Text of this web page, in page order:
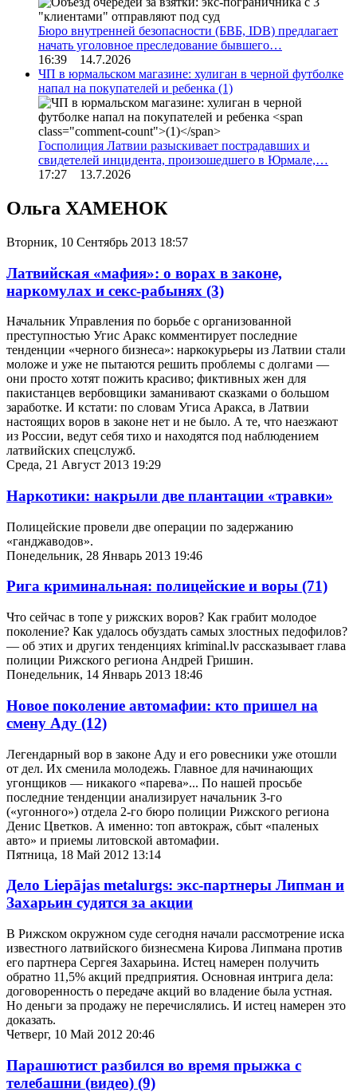
Бюро внутренней безопасности (БВБ, IDB) предлагает
начать уголовное преследование бывшего…
16:39 14.7.2026
ЧП в юрмальском магазине: хулиган в черной футболке
напал на покупателей и ребенка (1)
Госполиция Латвии разыскивает пострадавших и
свидетелей инцидента, произошедшего в Юрмале,…
17:27 13.7.2026
Ольга ХАМЕНОК
Вторник, 10 Сентябрь 2013 18:57
Латвийская «мафия»: о ворах в законе,
наркомулах и секс-рабынях (3)
Начальник Управления по борьбе с организованной
преступностью Угис Аракс комментирует последние
тенденции «черного бизнеса»: наркокурьеры из Латвии стали
моложе и уже не пытаются решить проблемы с долгами —
они просто хотят пожить красиво; фиктивных жен для
пакистанцев вербовщики заманивают сказками о большом
заработке. И кстати: по словам Угиса Аракса, в Латвии
настоящих воров в законе нет и не было. А те, что наезжают
из России, ведут себя тихо и находятся под наблюдением
латвийских спецслужб.
Среда, 21 Август 2013 19:29
Наркотики: накрыли две плантации «травки»
Полицейские провели две операции по задержанию
«ганджаводов».
Понедельник, 28 Январь 2013 19:46
Рига криминальная: полицейские и воры (71)
Что сейчас в топе у рижских воров? Как грабит молодое
поколение? Как удалось обуздать самых злостных педофилов?
— об этих и других тенденциях kriminal.lv рассказывает глава
полиции Рижского региона Андрей Гришин.
Понедельник, 14 Январь 2013 18:46
Новое поколение автомафии: кто пришел на
смену Аду (12)
Легендарный вор в законе Аду и его ровесники уже отошли
от дел. Их сменила молодежь. Главное для начинающих
угонщиков — никакого «парева»... По нашей просьбе
последние тенденции анализирует начальник 3-го
(«угонного») отдела 2-го бюро полиции Рижского региона
Денис Цветков. А именно: топ автокраж, сбыт «паленых
авто» и приемы литовской автомафии.
Пятница, 18 Май 2012 13:14
Дело Liepājas metalurgs: экс-партнеры Липман и
Захарьин судятся за акции
В Рижском окружном суде сегодня начали рассмотрение иска
известного латвийского бизнесмена Кирова Липмана против
его партнера Сергея Захарьина. Истец намерен получить
обратно 11,5% акций предприятия. Основная интрига дела:
договоренность о передаче акций во владение была устная.
Но деньги за продажу не перечислялись. И истец намерен это
доказать.
Четверг, 10 Май 2012 20:46
Парашютист разбился во время прыжка с
телебашни (видео) (9)